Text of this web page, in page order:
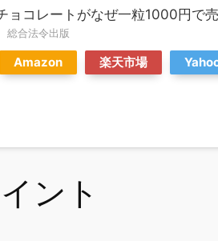
ョコレートがなぜ一粒1000円で
総合法令出版
Amazon 楽天市場
ント